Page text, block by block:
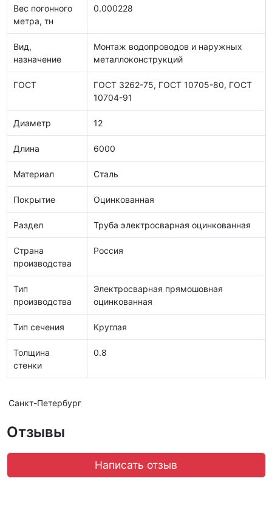
Вес погонного
метра, тн
0.000228
Вид,
назначение
Монтаж водопроводов и наружных
металлоконструкций
ГОСТ
ГОСТ 3262-75, ГОСТ 10705-80, ГОСТ
10704-91
Диаметр 12
Длина 6000
Материал Сталь
Покрытие Оцинкованная
Раздел Труба электросварная оцинкованная
Страна
производства
Россия
Тип
производства
Электросварная прямошовная
оцинкованная
Тип сечения Круглая
Толщина
стенки
0.8
Санкт-Петербург
Отзывы
Написать отзыв